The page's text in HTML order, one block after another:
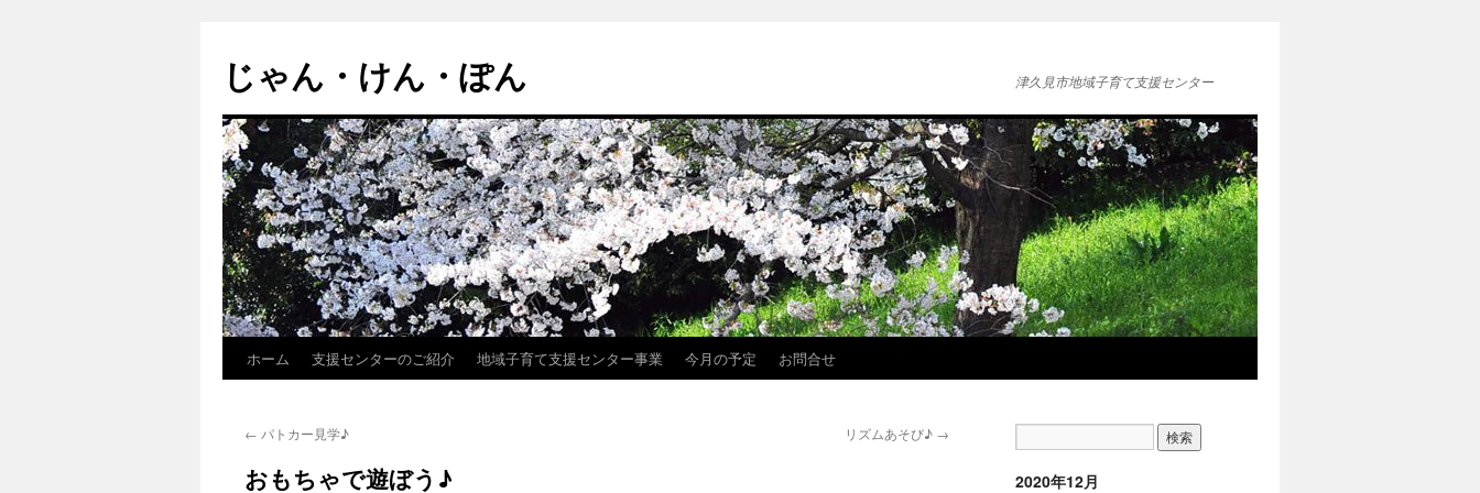
じゃん・けん・ぽん 津久見市地域子育て支援センター
ホーム 支援センターのご紹介 地域子育て支援センター事業 今月の予定 お問合せ
← パトカー見学♪ リズムあそび♪ →
おもちゃで遊ぼう♪ 2020年12月